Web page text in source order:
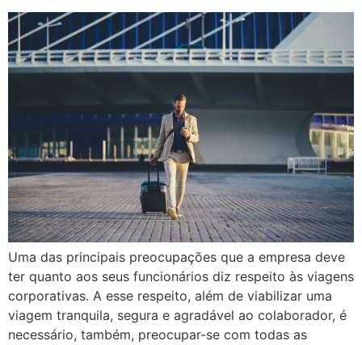
Uma das principais preocupações que a empresa deve
ter quanto aos seus funcionários diz respeito às viagens
corporativas. A esse respeito, além de viabilizar uma
viagem tranquila, segura e agradável ao colaborador, é
necessário, também, preocupar-se com todas as